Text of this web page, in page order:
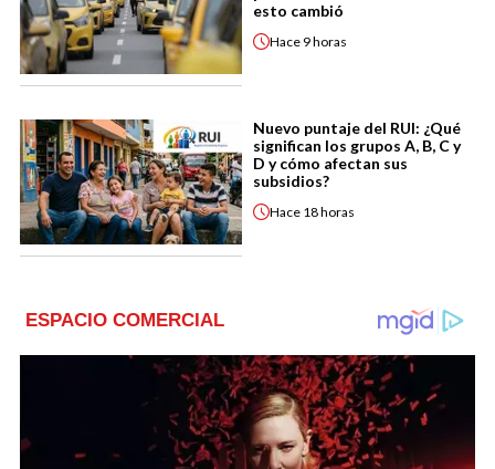
esto cambió
Hace 9 horas
Nuevo puntaje del RUI: ¿Qué
significan los grupos A, B, C y
D y cómo afectan sus
subsidios?
Hace 18 horas